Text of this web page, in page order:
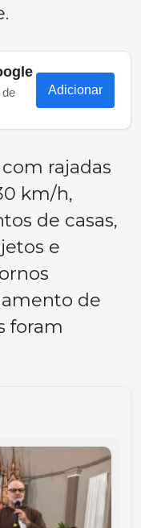
Adicionar
rajadas
km/h,
de casas,
e
de
foram